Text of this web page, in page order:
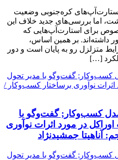
کره‌جنوبی وضعیت
نخواهند داشت، اما بررسی‌های جدید خلاف این
برای استارت‌آپ‌هایی که
داشته‌اند. بر همین اساس،
متزلزل رو به پایان است و دور
[…]
کسب‌و‌کار; گفت‌وگو با
در مورد اثرات نوآوری
آناهیتا جمشیدنژاد